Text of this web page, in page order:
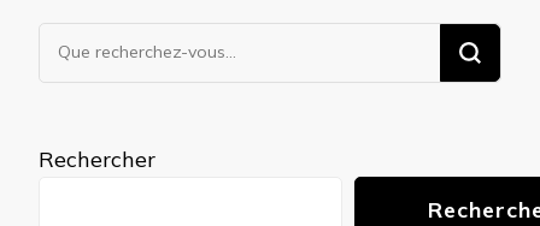
Vous
Rechercher